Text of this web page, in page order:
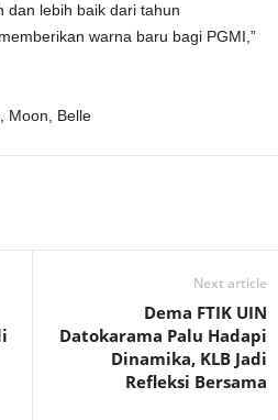
dan lebih baik dari tahun
warna baru bagi PGMI,”
Moon, Belle
Next article
Dema FTIK UIN
Datokarama Palu Hadapi
Dinamika, KLB Jadi
Refleksi Bersama